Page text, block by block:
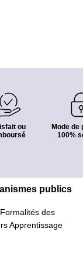
ou
Mode de
100%
publics
des
Apprentissage